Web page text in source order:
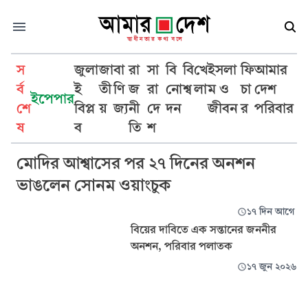
স
র্ব
শে
ষ
ইপেপার
জুলা
ই
বিপ্ল
ব
জা
তী
য়
বা
ণি
জ্য
রা
জ
নী
তি
সা
রা
দে
শ
বি
নো
দন
বি
শ্ব
খে
লা
ইসলা
ম ও
জীবন
ফি
চা
র
আমার
দেশ
পরিবার
অনশন
মোদির আশ্বাসের পর ২৭ দিনের অনশন
ভাঙলেন সোনম ওয়াংচুক
১৭ দিন আগে
বিয়ের দাবিতে এক সন্তানের জননীর
অনশন, পরিবার পলাতক
১৭ জুন ২০২৬